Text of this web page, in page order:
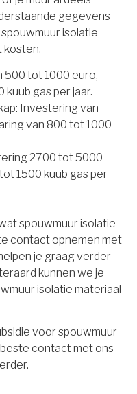
gegevens
isolatie
kosten.
500 tot 1000 euro,
gas per jaar.
Investering van
van 800 tot 1000
2700 tot 5000
1500 kuub gas per
spouwmuur isolatie
contact opnemen met
je graag verder
kunnen we je
isolatie materiaal
voor spouwmuur
contact met ons